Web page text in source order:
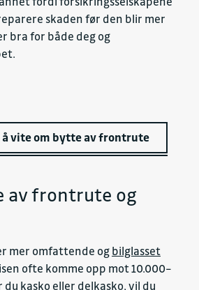
skaden før den blir mer
bra for både deg og
vite om bytte av frontrute
av frontrute og
mer omfattende og bilglasset
ofte komme opp mot 10.000–
du kasko eller delkasko, vil du